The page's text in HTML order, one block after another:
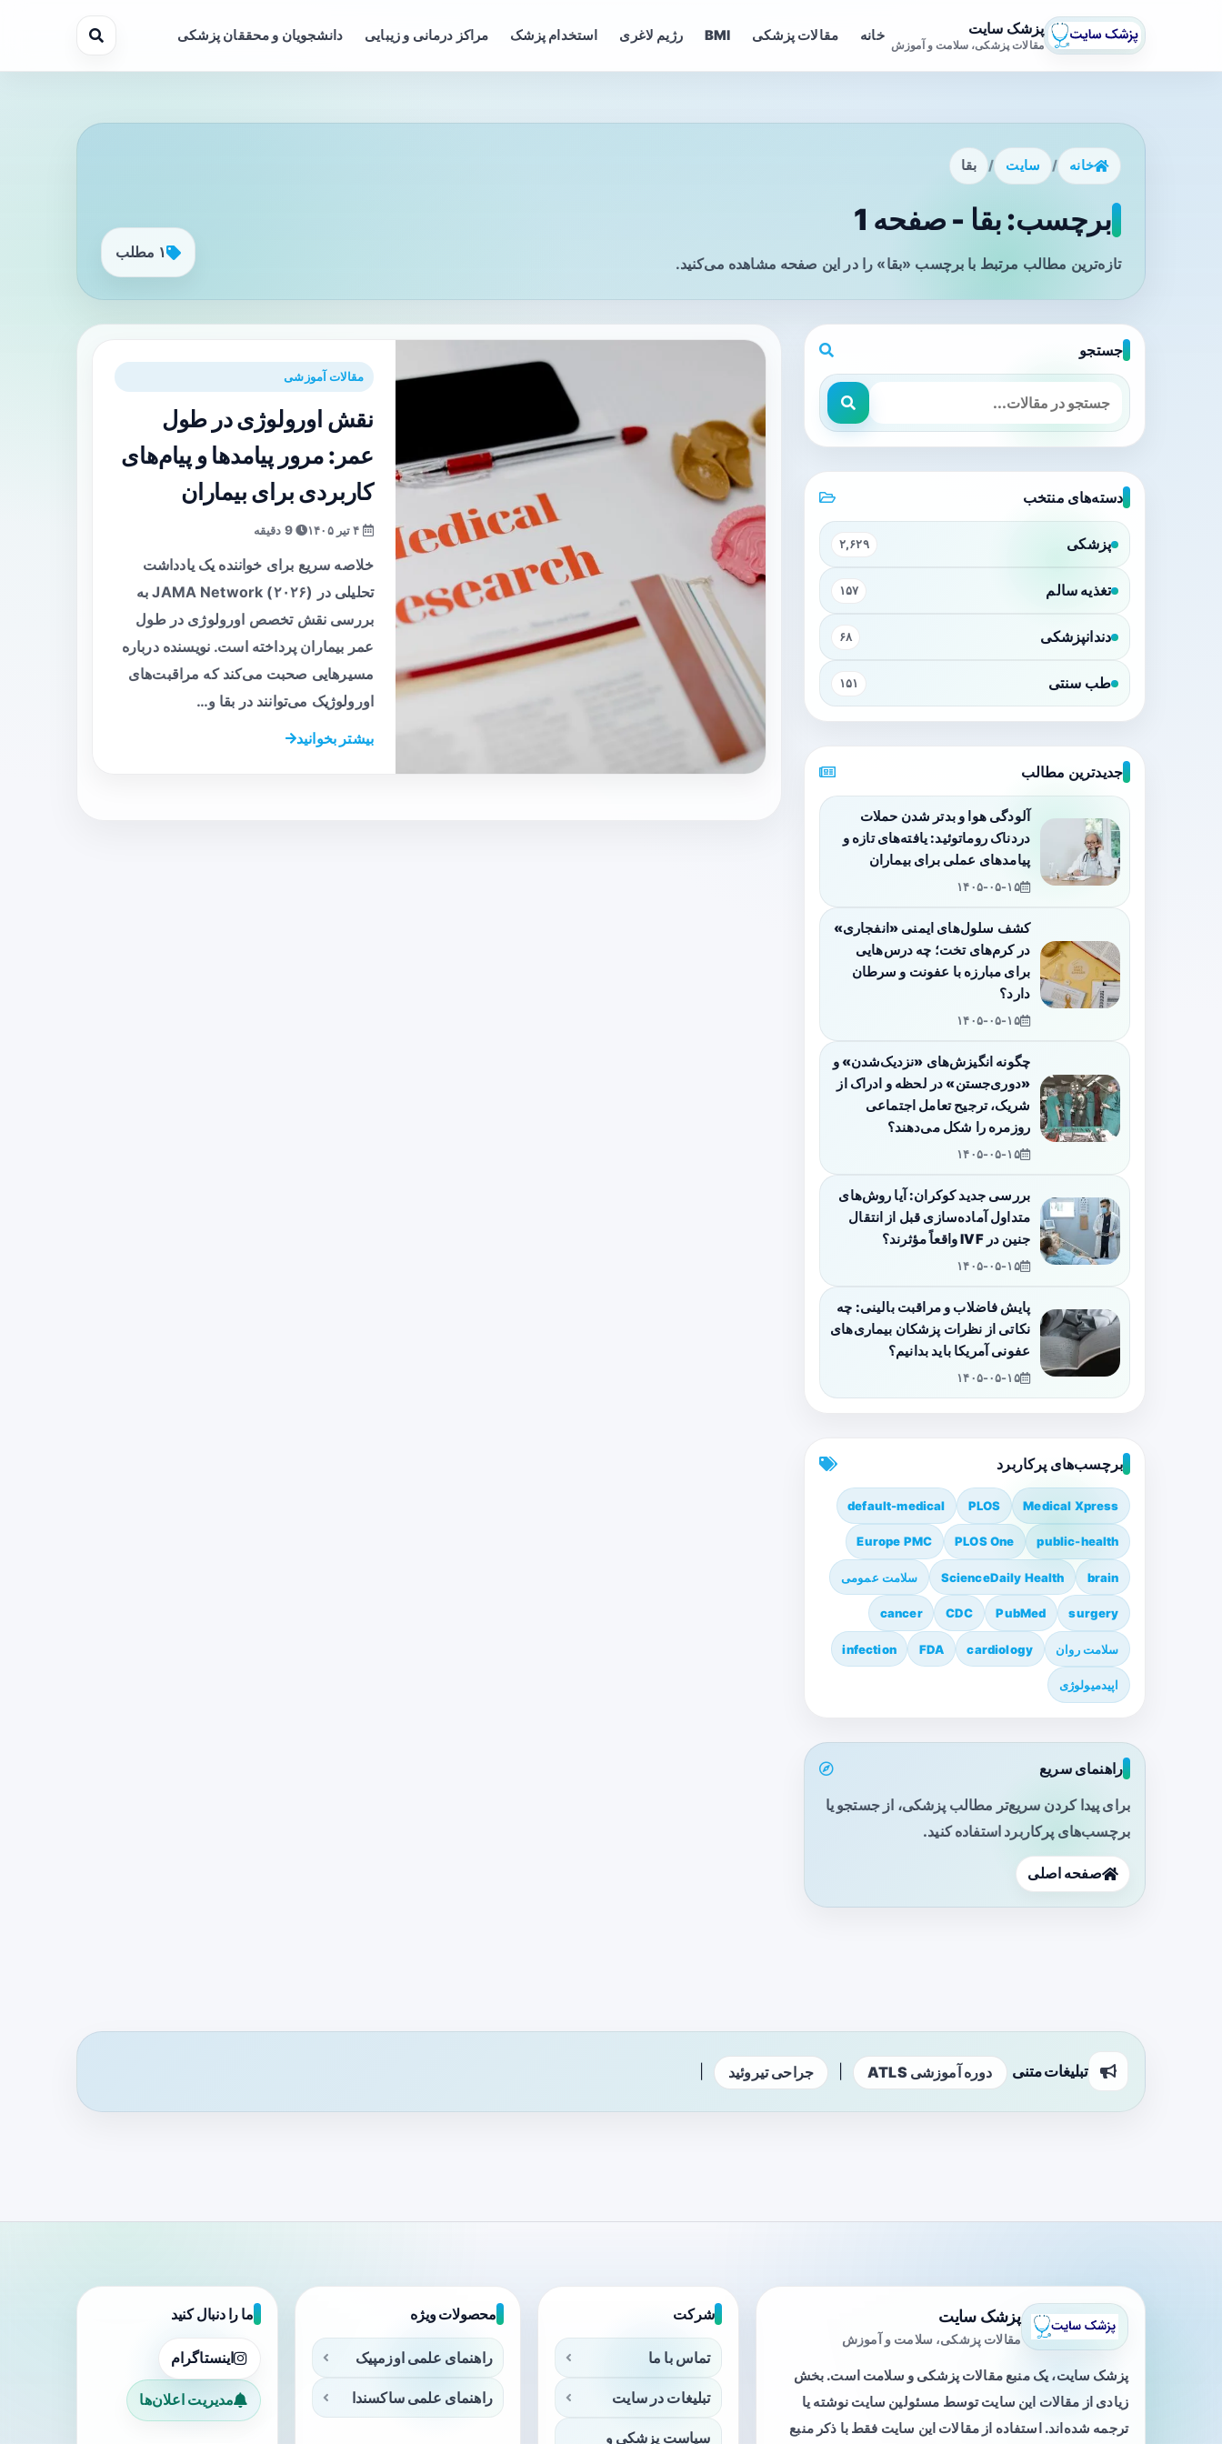
پزشک سایت
مقالات پزشکی، سلامت و آموزش
خانه مقالات پزشکی BMI رژیم لاغری استخدام پزشک مراکز درمانی و زیبایی دانشجویان و محققان پزشکی
خانه / سایت / بقا
برچسب: بقا - صفحه 1
تازه‌ترین مطالب مرتبط با برچسب «بقا» را در این صفحه مشاهده می‌کنید.
۱ مطلب
مقالات آموزشی
نقش اورولوژی در طول
عمر: مرور پیامدها و پیام‌های
کاربردی برای بیماران
9 دقیقه
خلاصه سریع برای خواننده یک یادداشت
تحلیلی در JAMA Network (۲۰۲۶) به
بررسی نقش تخصص اورولوژی در طول
عمر بیماران پرداخته است. نویسنده درباره
مسیرهایی صحبت می‌کند که مراقبت‌های
اورولوژیک می‌توانند در بقا و…
بیشتر بخوانید
جستجو
دسته‌های منتخب
پزشکی ۲,۶۲۹
تغذیه سالم ۱۵۷
دندانپزشکی ۶۸
طب سنتی ۱۵۱
جدیدترین مطالب
آلودگی هوا و بدتر شدن حملات
دردناک روماتوئید: یافته‌های تازه و
پیامدهای عملی برای بیماران
۱۴۰۵-۰۵-۱۵
کشف سلول‌های ایمنی «انفجاری»
در کرم‌های تخت؛ چه درس‌هایی
برای مبارزه با عفونت و سرطان
دارد؟
۱۴۰۵-۰۵-۱۵
چگونه انگیزش‌های «نزدیک‌شدن» و
«دوری‌جستن» در لحظه و ادراک از
شریک، ترجیح تعامل اجتماعی
روزمره را شکل می‌دهند؟
۱۴۰۵-۰۵-۱۵
بررسی جدید کوکران: آیا روش‌های
متداول آماده‌سازی قبل از انتقال
جنین در IVF واقعاً مؤثرند؟
۱۴۰۵-۰۵-۱۵
پایش فاضلاب و مراقبت بالینی: چه
نکاتی از نظرات پزشکان بیماری‌های
عفونی آمریکا باید بدانیم؟
۱۴۰۵-۰۵-۱۵
برچسب‌های پرکاربرد
Medical Xpress
PLOS
default-medical
public-health
PLOS One
Europe PMC
brain
ScienceDaily Health سلامت عمومی
surgery
PubMed
CDC
cancer
سلامت روان cardiology
FDA
infection
اپیدمیولوژی
راهنمای سریع
برای پیدا کردن سریع‌تر مطالب پزشکی، از جستجو یا
برچسب‌های پرکاربرد استفاده کنید.
صفحه اصلی
تبلیغات متنی دوره آموزشی ATLS جراحی تیروئید
پزشک سایت
مقالات پزشکی، سلامت و آموزش
پزشک سایت، یک منبع مقالات پزشکی و سلامت است. بخش
زیادی از مقالات این سایت توسط مسئولین سایت نوشته یا
ترجمه شده‌اند. استفاده از مقالات این سایت فقط با ذکر منبع
شرکت
تماس با ما
تبلیغات در سایت
سیاست پزشکی و
محصولات ویژه
راهنمای علمی اوزمپیک
راهنمای علمی ساکسندا
ما را دنبال کنید
اینستاگرام
مدیریت اعلان‌ها